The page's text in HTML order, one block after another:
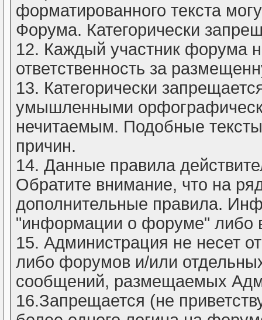
форматированного текста
Форума. Категорически
12. Каждый участник форума
ответственность за
13. Категорически
умышленными
нечитаемым. Подобные
причин.
14. Данные правила
Обратите внимание, что на
дополнительные правила.
"информации о форуме" либо
15. Администрация не несет
либо форумов и/или
сообщений, размещаемых
16.Запрещается (не